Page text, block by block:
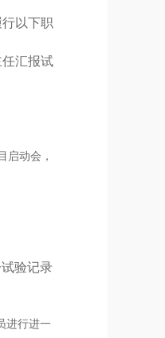
以下职
汇报试
启动会，
验记录
进行进一